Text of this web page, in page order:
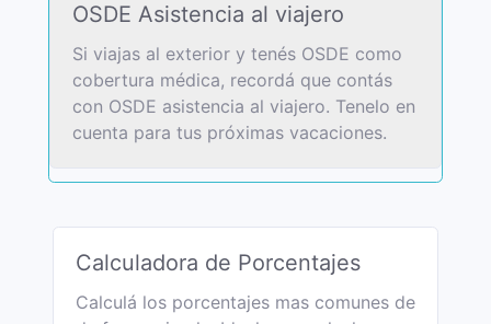
OSDE Asistencia al viajero
Si viajas al exterior y tenés OSDE como
cobertura médica, recordá que contás
con OSDE asistencia al viajero. Tenelo en
cuenta para tus próximas vacaciones.
Calculadora de Porcentajes
Calculá los porcentajes mas comunes de